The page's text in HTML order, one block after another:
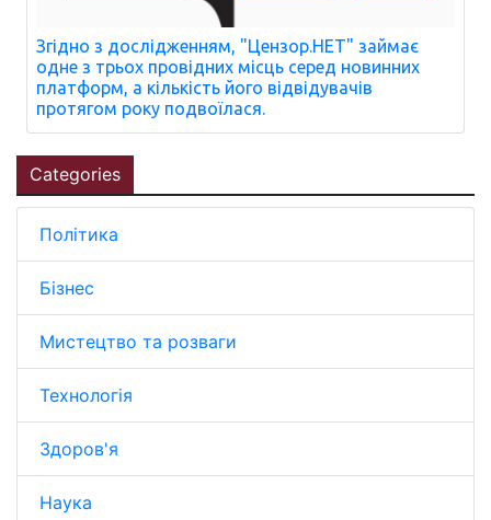
Згідно з дослідженням, "Цензор.НЕТ" займає
одне з трьох провідних місць серед новинних
платформ, а кількість його відвідувачів
протягом року подвоїлася.
Categories
Політика
Бізнес
Мистецтво та розваги
Технологія
Здоров'я
Наука